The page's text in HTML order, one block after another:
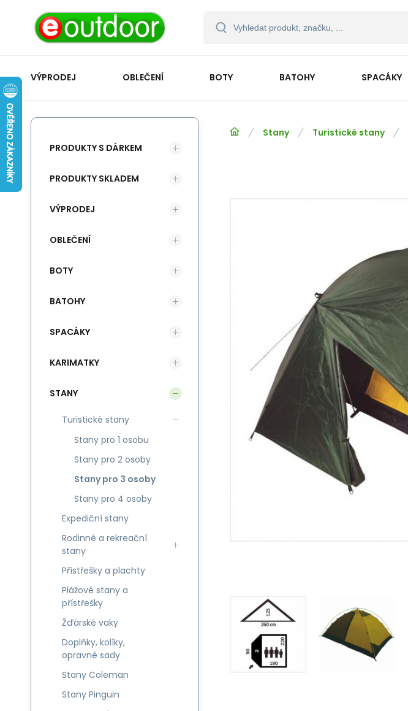
VÝPRODEJ OBLEČENÍ BOTY BATOHY SPACÁKY
Stany Turistické stany
PRODUKTY S DÁRKEM
PRODUKTY SKLADEM
VÝPRODEJ
OBLEČENÍ
BOTY
BATOHY
SPACÁKY
KARIMATKY
STANY
Turistické stany
Stany pro 1 osobu
Stany pro 2 osoby
Stany pro 3 osoby
Stany pro 4 osoby
Expediční stany
Rodinné a rekreační
stany
Přístřešky a plachty
Plážové stany a
přístřešky
Žďárské vaky
Doplňky, kolíky,
opravné sady
Stany Coleman
Stany Pinguin